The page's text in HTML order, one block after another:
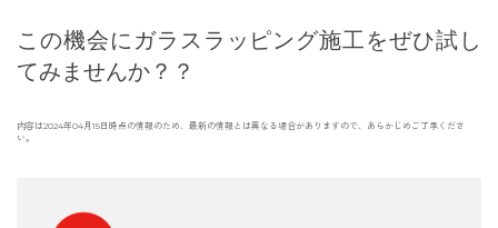
この機会にガラスラッピング施工をぜひ試し
てみませんか？？
内容は2024年04月15日時点の情報のため、最新の情報とは異なる場合がありますので、あらかじめご了承くださ
い。